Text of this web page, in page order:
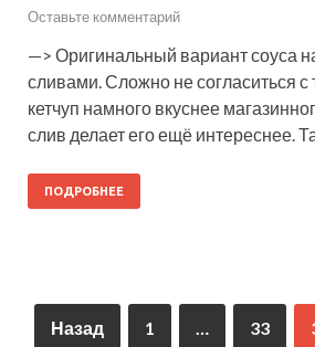
Оставьте комментарий
—> Оригинальный вариант соуса
сливами. Сложно не согласиться
кетчуп намного вкуснее
слив делает его ещё интереснее.
ПОДРОБНЕЕ
Назад 1 33